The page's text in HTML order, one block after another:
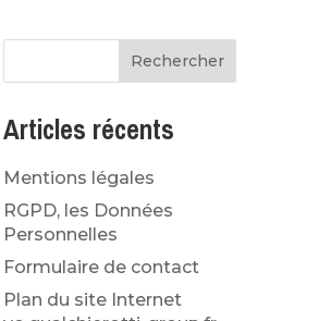
Articles récents
Mentions légales
RGPD, les Données
Personnelles
Formulaire de contact
Plan du site Internet